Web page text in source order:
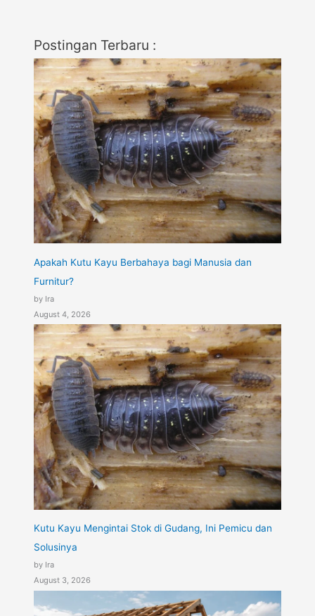
Postingan Terbaru :
Apakah Kutu Kayu Berbahaya bagi Manusia dan
Furnitur?
by Ira
August 4, 2026
Kutu Kayu Mengintai Stok di Gudang, Ini Pemicu dan
Solusinya
by Ira
August 3, 2026